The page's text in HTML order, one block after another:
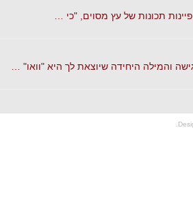
תכונות של עץ מסוים, "כי …
והמילה היחידה שיוצאת לך היא "וואו" …